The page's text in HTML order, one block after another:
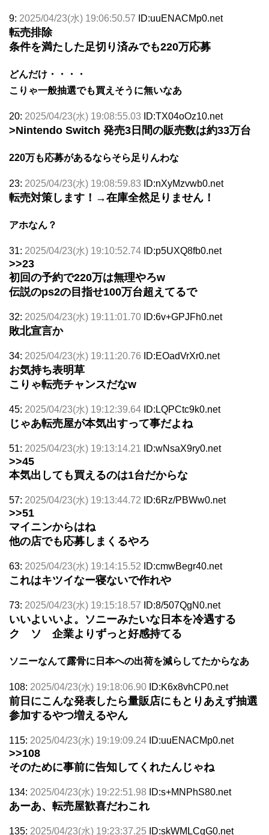
9: 2025/04/23(水) 19:06:50.57 ID:uuENACMp0.net
転売排除
条件を満たした足切り済みでも220万応募
どんだけ・・・・
こりゃ一般抽選でも買えそうに無いなあ
20: 2025/04/23(水) 19:08:55.03 ID:TX04oOz10.net
>Nintendo Switch 発売3日間の販売数は約33万台
220万も応募があるならそら足りんわな
23: 2025/04/23(水) 19:08:59.83 ID:nXyMzvwb0.net
転売対策します！→在庫全然足りません！
アホなん？
31: 2025/04/23(水) 19:10:52.74 ID:p5UXQ8fb0.net
>>23
初回の予約で220万は無理やろw
伝説のps2の目指せ100万台超えてるで
32: 2025/04/23(水) 19:11:01.70 ID:6v+GPJFh0.net
敗北宣言か
34: 2025/04/23(水) 19:11:20.76 ID:EOadVrXr0.net
お気持ち表明草
こりゃ転売チャンスだなw
45: 2025/04/23(水) 19:12:39.64 ID:LQPCtc9k0.net
じゃあ転売屋が本気出すって事だよね
51: 2025/04/23(水) 19:13:14.21 ID:wNsaX9ry0.net
>>45
本気出しても買えるのは1台だからな
57: 2025/04/23(水) 19:13:44.72 ID:6Rz/PBWw0.net
>>51
マイニンからはね
他の店でも応募しまくるやろ
63: 2025/04/23(水) 19:14:15.52 ID:cmwBegr40.net
これはキツイなー寝ないで作れや
73: 2025/04/23(水) 19:15:18.57 ID:8/507QgN0.net
いいよいいよ。ソニーみたいな日本を冷遇する
ク ソ 企業よりずっと好感持てる
ソニーなんて露骨に日本への出荷を減らしてたからなあ
108: 2025/04/23(水) 19:18:06.90 ID:K6x8vhCP0.net
前日にこんな発表したら量販店にもとりあえず抽選
参加するやつ増えるやん
115: 2025/04/23(水) 19:19:09.24 ID:uuENACMp0.net
>>108
そのために事前に告知してくれたんじゃね
134: 2025/04/23(水) 19:22:51.98 ID:s+MNPhS80.net
あーあ、転売屋歓喜だわこれ
135: 2025/04/23(水) 19:23:37.25 ID:skWMLCgG0.net